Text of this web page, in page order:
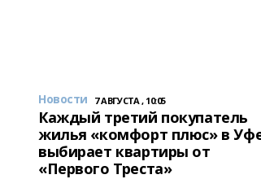
Новости 7 АВГУСТА , 10:05
Каждый третий покупатель
жилья «комфорт плюс» в
выбирает квартиры от
«Первого Треста»